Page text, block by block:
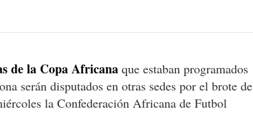
de la Copa Africana que estaban programados
serán disputados en otras sedes por el brote de
la Confederación Africana de Futbol